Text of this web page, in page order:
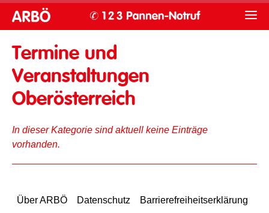
Termine und
Veranstaltungen
Oberösterreich
In dieser Kategorie sind aktuell keine Einträge
vorhanden.
Über ARBÖ Datenschutz Barrierefreiheitserklärung